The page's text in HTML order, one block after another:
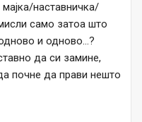
наставничка/
само затоа што
и одново…?
да си замине,
почне да прави нешто